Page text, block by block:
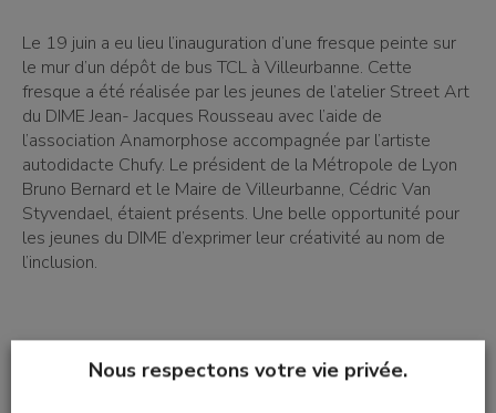
Le 19 juin a eu lieu l’inauguration d’une fresque peinte sur
le mur d’un dépôt de bus TCL à Villeurbanne. Cette
fresque a été réalisée par les jeunes de l’atelier Street Art
du DIME Jean- Jacques Rousseau avec l’aide de
l’association Anamorphose accompagnée par l’artiste
autodidacte Chufy. Le président de la Métropole de Lyon
Bruno Bernard et le Maire de Villeurbanne, Cédric Van
Styvendael, étaient présents. Une belle opportunité pour
les jeunes du DIME d’exprimer leur créativité au nom de
l’inclusion.
Nous respectons votre vie privée.